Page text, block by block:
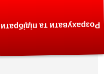
Розрахувати та підібрати